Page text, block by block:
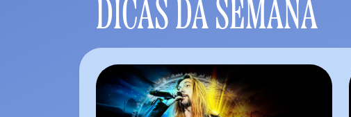
DICAS DA SEMANA